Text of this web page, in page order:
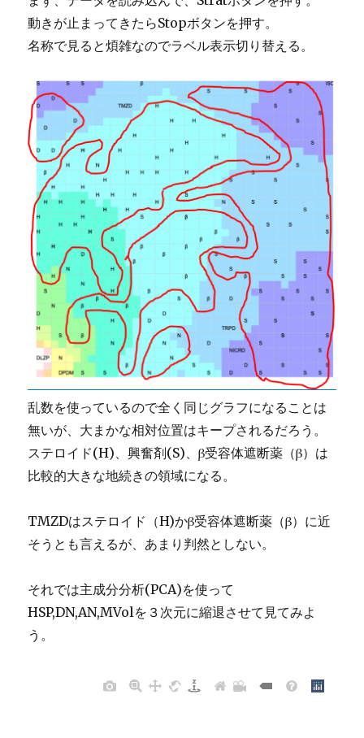
動きが止まってきたらStopボタンを押す。
名称で見ると煩雑なのでラベル表示切り替える。
乱数を使っているので全く同じグラフになることは
無いが、大まかな相対位置はキープされるだろう。
ステロイド(H)、興奮剤(S)、β受容体遮断薬（β）は
比較的大きな地続きの領域になる。
TMZDはステロイド（H)かβ受容体遮断薬（β）に近
そうとも言えるが、あまり判然としない。
それでは主成分分析(PCA)を使って
HSP,DN,AN,MVolを３次元に縮退させて見てみよ
う。